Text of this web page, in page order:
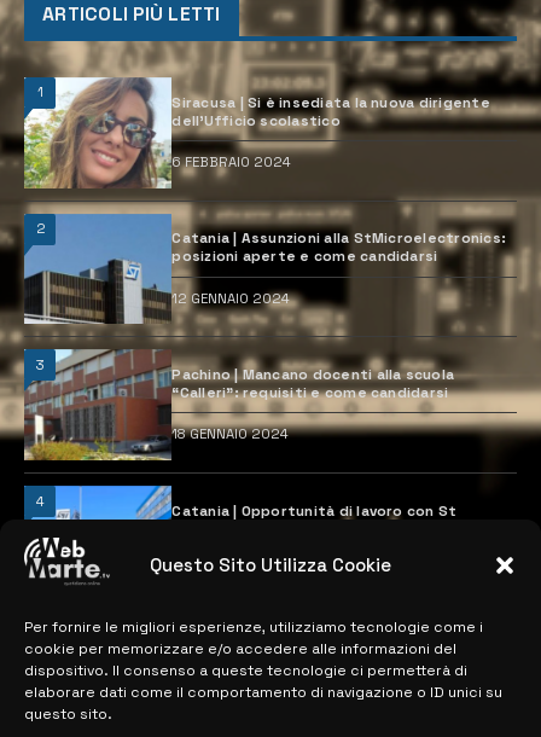
Questo Sito Utilizza Cookie
Per fornire le migliori esperienze, utilizziamo tecnologie come i
cookie per memorizzare e/o accedere alle informazioni del
dispositivo. Il consenso a queste tecnologie ci permetterà di
elaborare dati come il comportamento di navigazione o ID unici su
questo sito.
ARTICOLI PIÙ LETTI
1
Siracusa | Si è insediata la nuova dirigente
dell’Ufficio scolastico
6 FEBBRAIO 2024
2
Catania | Assunzioni alla StMicroelectronics:
posizioni aperte e come candidarsi
12 GENNAIO 2024
3
Pachino | Mancano docenti alla scuola
“Calleri”: requisiti e come candidarsi
18 GENNAIO 2024
4
Catania | Opportunità di lavoro con St
28 MARZO 2024
MAPPA DEL SITO
> NOTIZIE